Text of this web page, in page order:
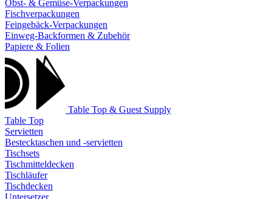
Obst- & Gemüse-Verpackungen
Fischverpackungen
Feingebäck-Verpackungen
Einweg-Backformen & Zubehör
Papiere & Folien
Table Top & Guest Supply
Table Top
Servietten
Bestecktaschen und -servietten
Tischsets
Tischmitteldecken
Tischläufer
Tischdecken